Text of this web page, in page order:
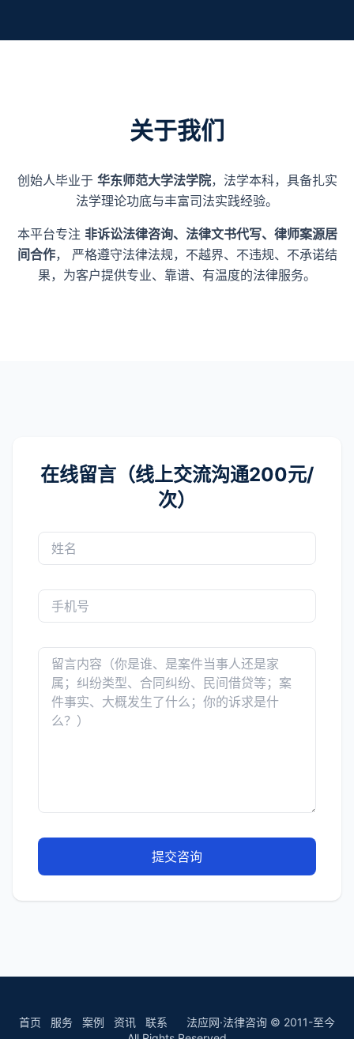
关于我们
创始人毕业于 华东师范大学法学院，法学本科，具备扎实
法学理论功底与丰富司法实践经验。
本平台专注 非诉讼法律咨询、法律文书代写、律师案源居
间合作， 严格遵守法律法规，不越界、不违规、不承诺结
果，为客户提供专业、靠谱、有温度的法律服务。
在线留言（线上交流沟通200元/
次）
提交咨询
首页 服务 案例 资讯 联系 法应网·法律咨询 © 2011-至今